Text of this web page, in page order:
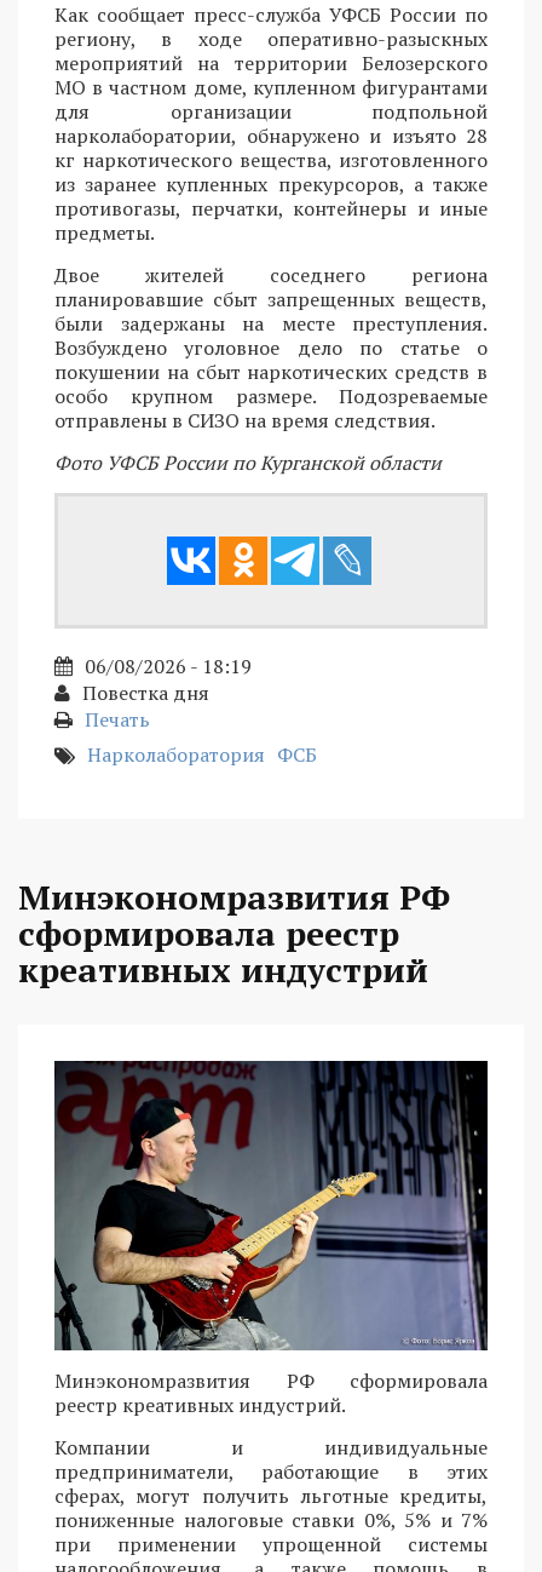
Как сообщает пресс-служба УФСБ России по
региону, в ходе оперативно-разыскных
мероприятий на территории Белозерского
МО в частном доме, купленном фигурантами
для организации подпольной
нарколаборатории, обнаружено и изъято 28
кг наркотического вещества, изготовленного
из заранее купленных прекурсоров, а также
противогазы, перчатки, контейнеры и иные
предметы.
Двое жителей соседнего региона
планировавшие сбыт запрещенных веществ,
были задержаны на месте преступления.
Возбуждено уголовное дело по статье о
покушении на сбыт наркотических средств в
особо крупном размере. Подозреваемые
отправлены в СИЗО на время следствия.
Фото УФСБ России по Курганской области
06/08/2026 - 18:19
Повестка дня
Печать
Нарколаборатория ФСБ
Минэкономразвития РФ
сформировала реестр
креативных индустрий
Минэкономразвития РФ сформировала
реестр креативных индустрий.
Компании и индивидуальные
предприниматели, работающие в этих
сферах, могут получить льготные кредиты,
пониженные налоговые ставки 0%, 5% и 7%
при применении упрощенной системы